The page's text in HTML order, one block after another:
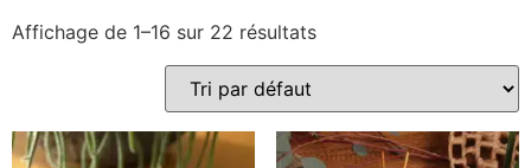
Affichage de 1–16 sur 22 résultats